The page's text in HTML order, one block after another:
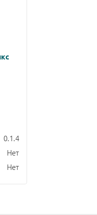
0.1.4
Нет
Нет